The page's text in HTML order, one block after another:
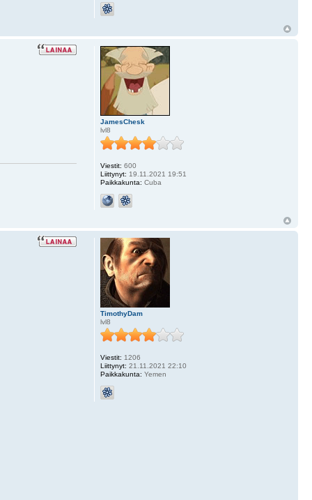
JamesChesk
lvl8
Viestit: 600
Liittynyt: 19.11.2021 19:51
Paikkakunta: Cuba
TimothyDam
lvl8
Viestit: 1206
Liittynyt: 21.11.2021 22:10
Paikkakunta: Yemen